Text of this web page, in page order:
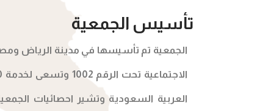
تأسيس الجمعية
الجمعية تم تأسيسها في مدينة الرياض
العربية السعودية وتشير احصائيات